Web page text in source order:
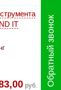
IT
руб. Обратный звонок